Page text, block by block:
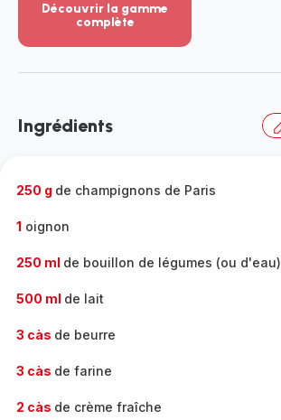
Découvrir la gamme
complète
-
gamme
Ingrédients
250 g de champignons de Paris
1 oignon
250 ml de bouillon de légumes (ou d'eau)
500 ml de lait
3 càs de beurre
3 càs de farine
2 càs de crème fraîche